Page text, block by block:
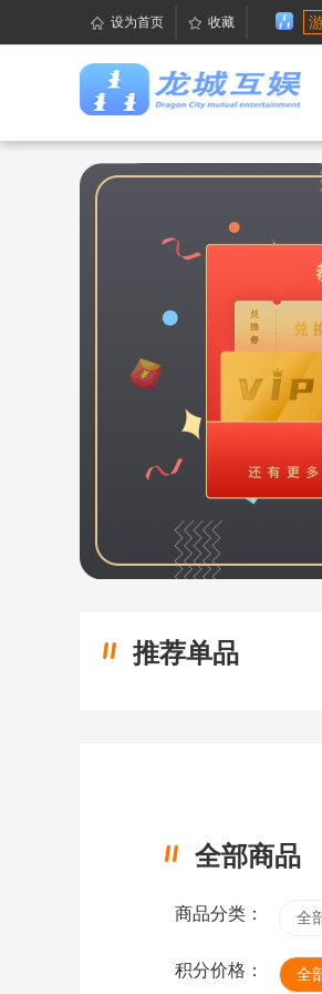
设为首页 收藏
推荐单品
全部商品
商品分类： 全
积分价格： 全